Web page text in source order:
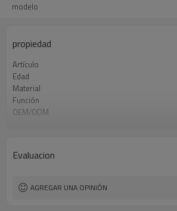
modelo
propiedad
Artículo
Edad
Material
Función
OEM/ODM
Evaluacion
AGREGAR UNA OPINIÓN